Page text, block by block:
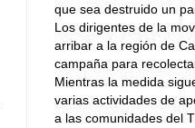
que sea destruido un
Los dirigentes de la
arribar a la región de
campaña para
Mientras la medida
varias actividades de
a las comunidades del